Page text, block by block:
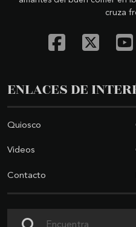
cruza
ENLACES DE
Quiosco
Videos
Contacto